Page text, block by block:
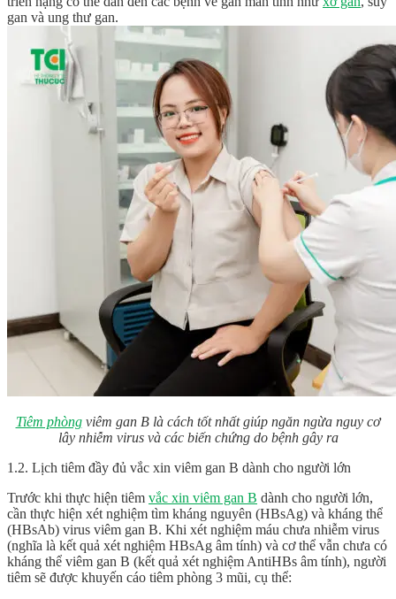
gan và ung thư gan.
Tiêm phòngviêm gan B là cách tốt nhất giúp ngăn ngừa nguy cơ
lây nhiễm virus và các biến chứng do bệnh gây ra
1.2. Lịch tiêm đầy đủ vắc xin viêm gan B dành cho người lớn
Trước khi thực hiện tiêm vắc xin viêm gan B dành cho người lớn,
cần thực hiện xét nghiệm tìm kháng nguyên (HBsAg) và kháng thể
(HBsAb) virus viêm gan B. Khi xét nghiệm máu chưa nhiễm virus
(nghĩa là kết quả xét nghiệm HBsAg âm tính) và cơ thể vẫn chưa có
kháng thể viêm gan B (kết quả xét nghiệm AntiHBs âm tính), người
tiêm sẽ được khuyến cáo tiêm phòng 3 mũi, cụ thể: